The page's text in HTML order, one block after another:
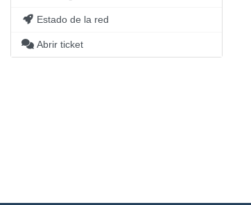
Estado de la red
Abrir ticket